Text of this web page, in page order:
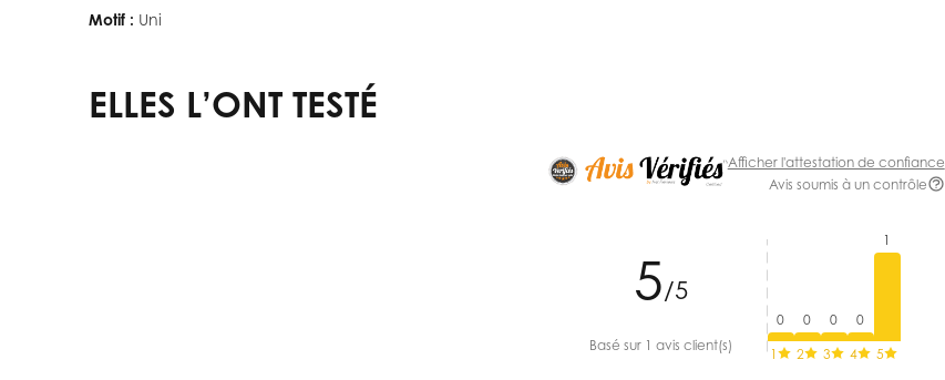
Motif : Uni
ELLES L’ONT TESTÉ
Afficher l'attestation de confiance
Avis soumis à un contrôle
5/5
Basé sur 1 avis client(s)
0
1
0
2
0
3
0
4
1
5